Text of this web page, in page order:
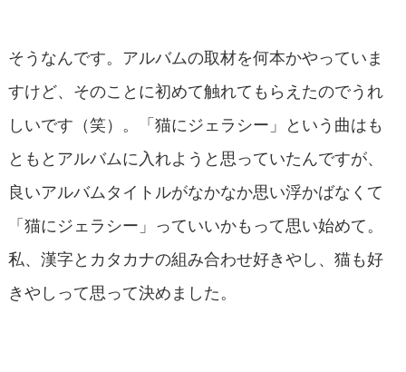
そうなんです。アルバムの取材を何本かやっていま
すけど、そのことに初めて触れてもらえたのでうれ
しいです（笑）。「猫にジェラシー」という曲はも
ともとアルバムに入れようと思っていたんですが、
良いアルバムタイトルがなかなか思い浮かばなくて
「猫にジェラシー」っていいかもって思い始めて。
私、漢字とカタカナの組み合わせ好きやし、猫も好
きやしって思って決めました。